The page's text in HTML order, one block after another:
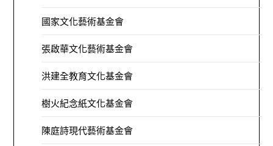
國家文化藝術基金會
張啟華文化藝術基金會
洪建全教育文化基金會
樹火紀念紙文化基金會
陳庭詩現代藝術基金會